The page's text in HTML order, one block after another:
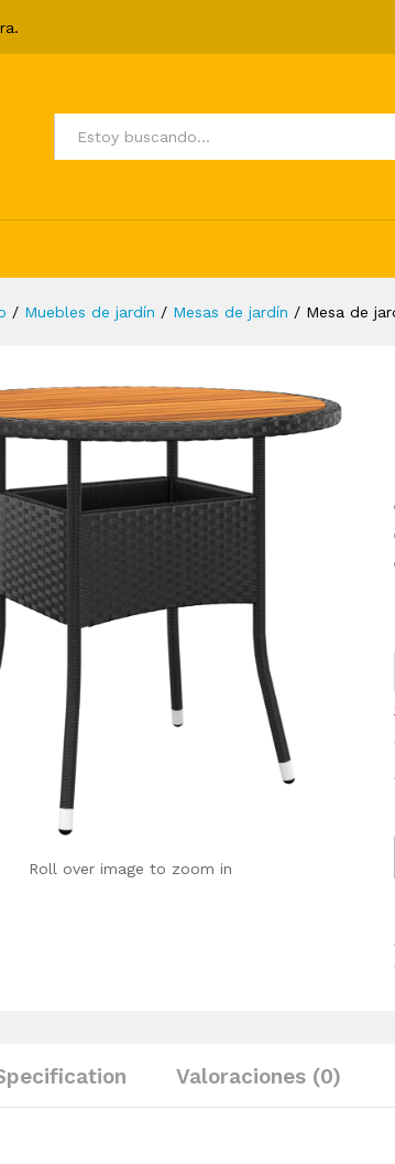
Todos
/ Muebles de jardín / Mesas de jardín / Mesa de
Roll over image to zoom in
Valoraciones (0)
Specification